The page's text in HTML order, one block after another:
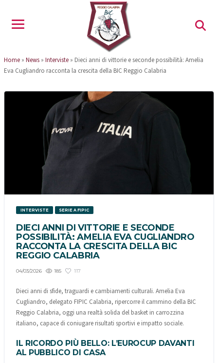
Home » News » Interviste » Dieci anni di vittorie e seconde possibilità: Amelia
Eva Cugliandro racconta la crescita della BIC Reggio Calabria
INTERVISTE SERIE A FIPIC
DIECI ANNI DI VITTORIE E SECONDE
POSSIBILITÀ: AMELIA EVA CUGLIANDRO
RACCONTA LA CRESCITA DELLA BIC
REGGIO CALABRIA
04/03/2026 185 117
Dieci anni di sfide, traguardi e cambiamenti culturali. Amelia Eva
Cugliandro, delegato FIPIC Calabria, ripercorre il cammino della BIC
Reggio Calabria, oggi una realtà solida del basket in carrozzina
italiano, capace di coniugare risultati sportivi e impatto sociale.
IL RICORDO PIÙ BELLO: L’EUROCUP DAVANTI
AL PUBBLICO DI CASA